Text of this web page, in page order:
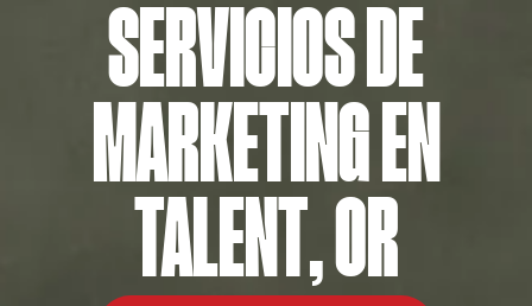
SERVICIOS DE
MARKETING EN
TALENT, OR